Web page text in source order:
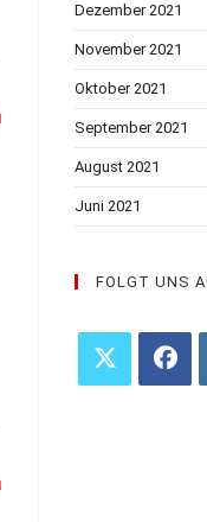
Dezember 2021
November 2021
Oktober 2021
September 2021
August 2021
Juni 2021
FOLGT UNS